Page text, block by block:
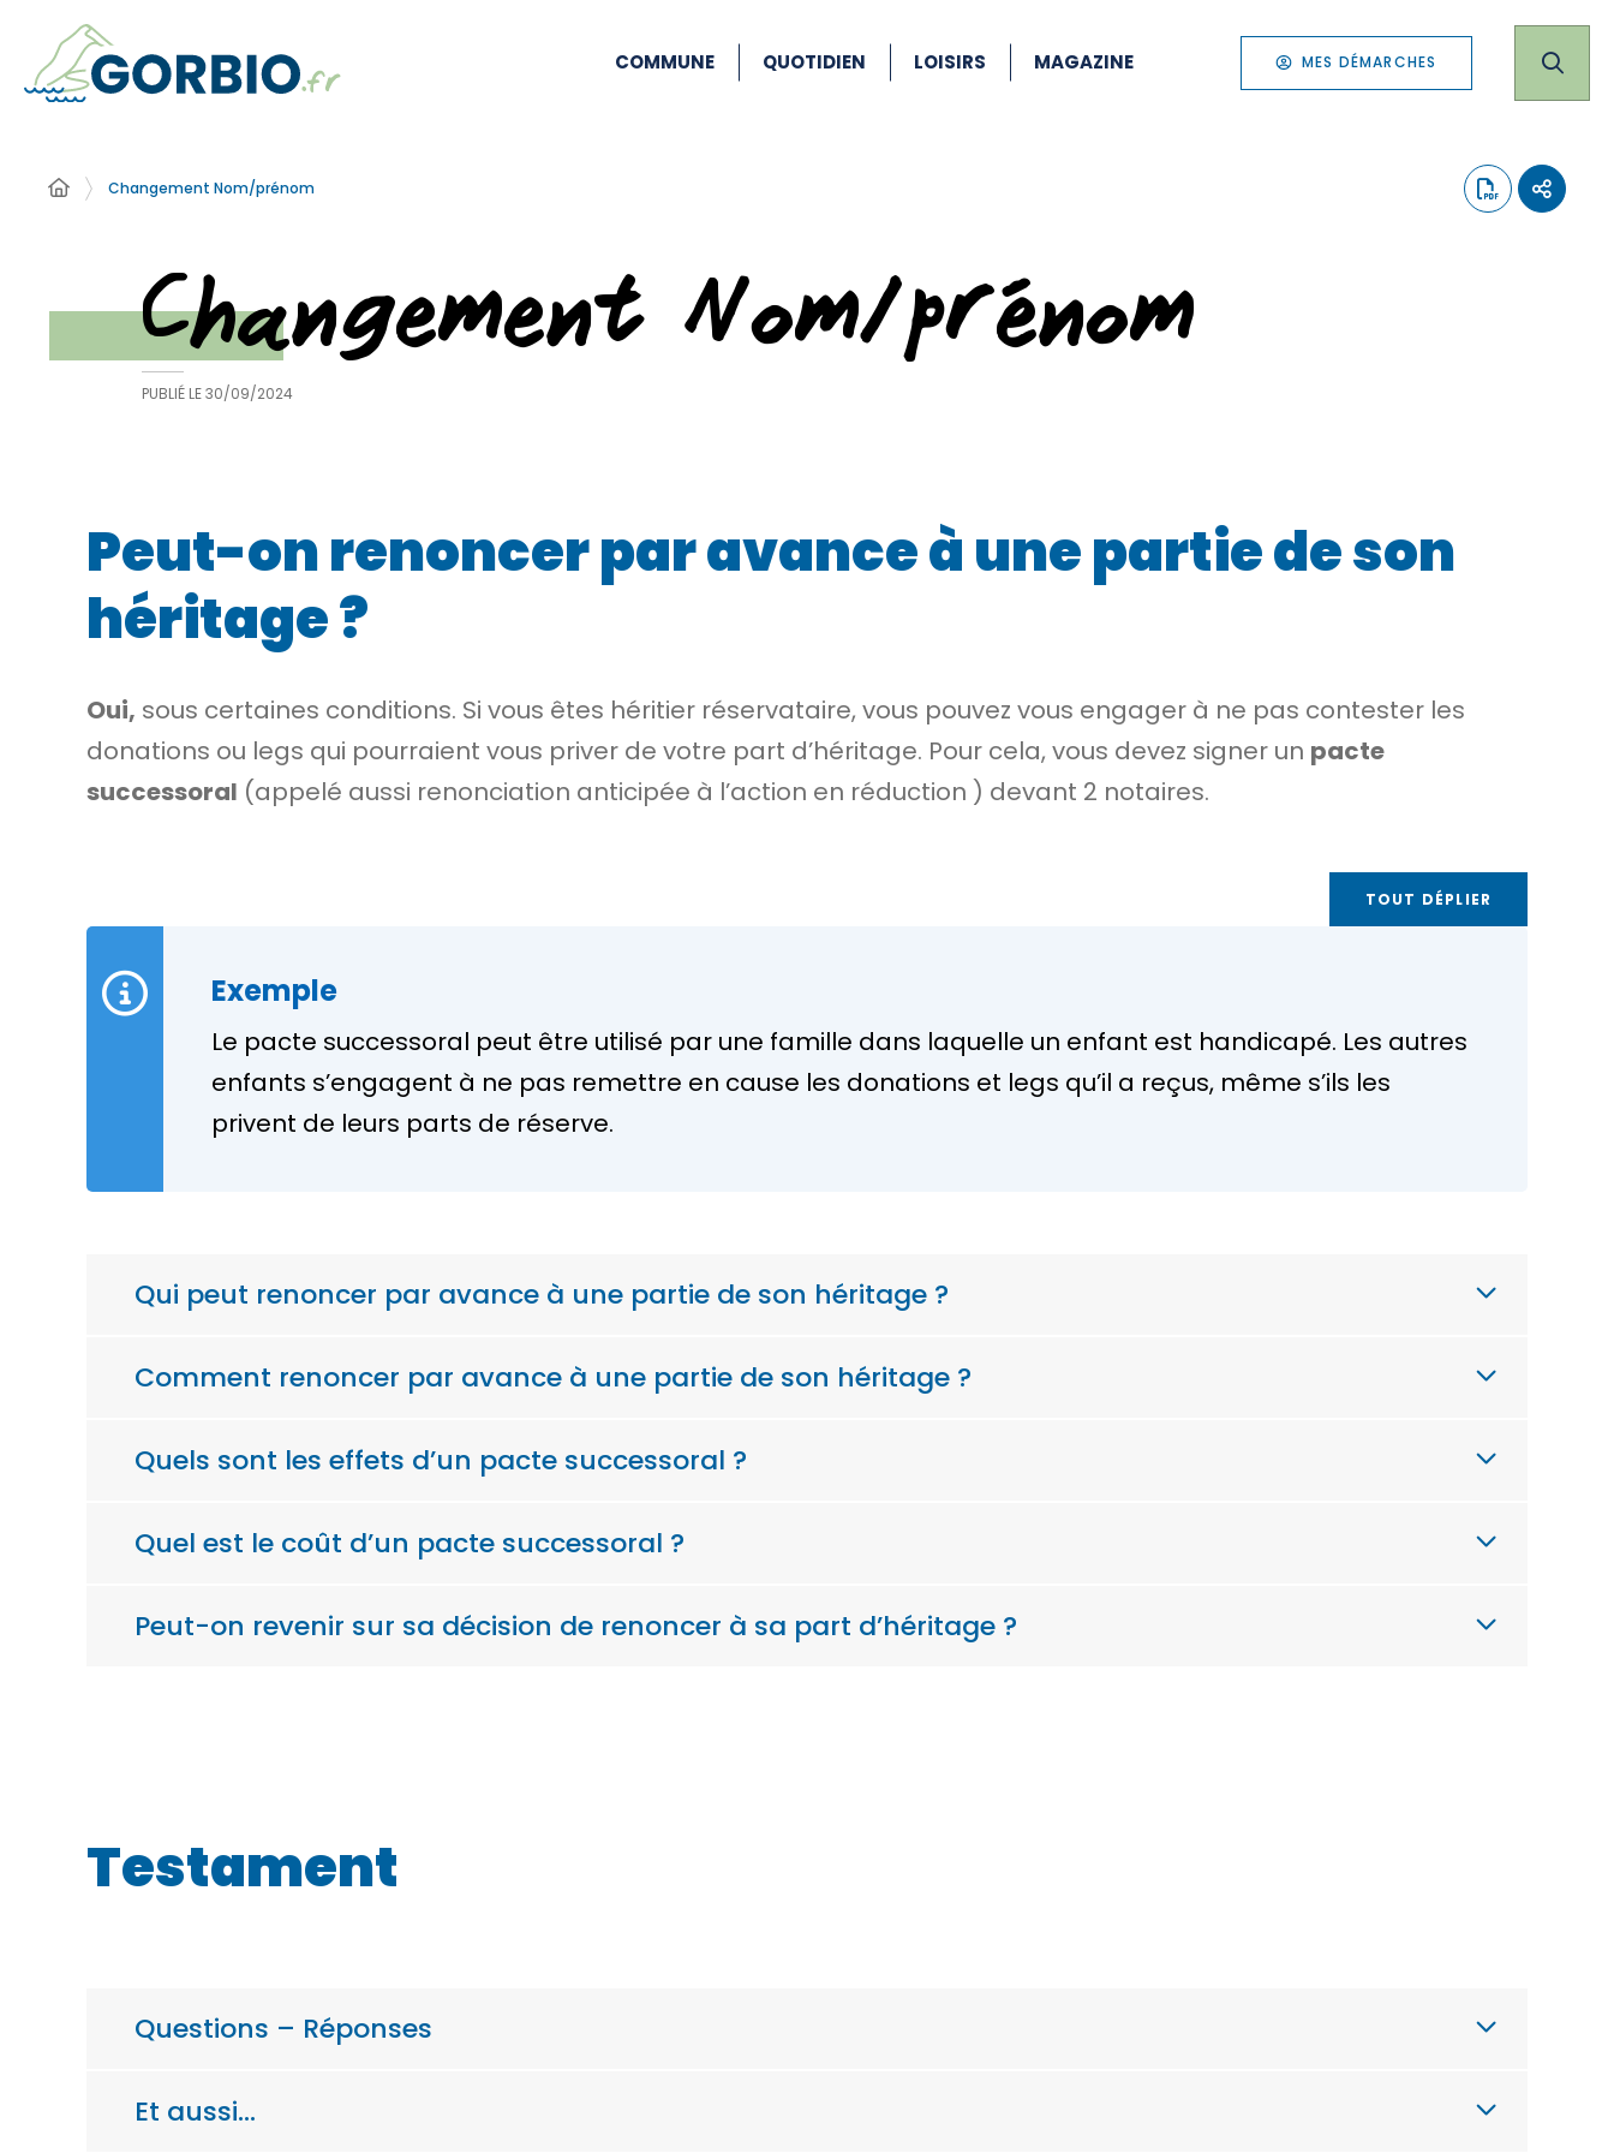
COMMUNE QUOTIDIEN LOISIRS MAGAZINE MES DÉMARCHES
Changement Nom/prénom
Changement Nom/prénom
PUBLIÉ LE30/09/2024
Peut-on renoncer par avance à une partie de son
héritage ?
Oui, sous certaines conditions. Si vous êtes héritier réservataire, vous pouvez vous engager à ne pas contester les
donations ou legs qui pourraient vous priver de votre part d’héritage. Pour cela, vous devez signer un pacte
successoral (appelé aussi renonciation anticipée à l’action en réduction ) devant 2 notaires.
TOUT DÉPLIER
Exemple
Le pacte successoral peut être utilisé par une famille dans laquelle un enfant est handicapé. Les autres
enfants s’engagent à ne pas remettre en cause les donations et legs qu’il a reçus, même s’ils les
privent de leurs parts de réserve.
Qui peut renoncer par avance à une partie de son héritage ?
Comment renoncer par avance à une partie de son héritage ?
Quels sont les effets d’un pacte successoral ?
Quel est le coût d’un pacte successoral ?
Peut-on revenir sur sa décision de renoncer à sa part d’héritage ?
Testament
Questions – Réponses
Et aussi…